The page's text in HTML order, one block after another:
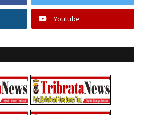
Youtube